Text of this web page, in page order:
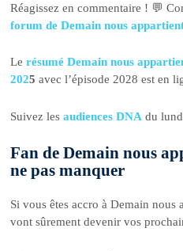
Réagissez en commentaire ! 💬
forum de Demain nous
Lerésumé Demain nous
2025 avec l’épisode 2028 est en
Suivez lesaudiences DNA du
Fan de Demain nous
ne pas manquer
Si vous êtes accro à Demain nous
vont sûrement devenir vos